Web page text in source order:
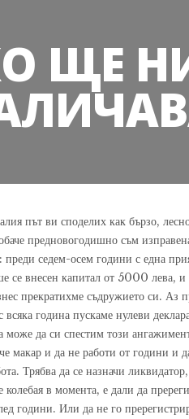
ЩЕ
път ви споделих как бързо,
предновогодишно съм
преди седем-осем години с една
се внесен капитал от 5000 лева,
прекратихме съдружието си. Аз
всяка година пускаме нулеви
може да си спестим този
макар и да не работи от години
Трябва да се назначи
колебая в момента, е дали да
години. Или да не го